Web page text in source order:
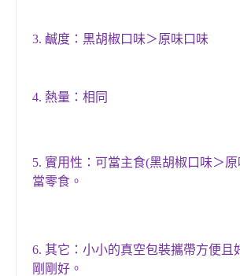
3. 鹹度： 黑胡椒口味＞原味口味
4. 熱量：相同
5. 實用性：可當主食(黑胡椒口味＞
當零食。
6. 其它： 小小的真空包裝攜帶方便且
剛剛好。